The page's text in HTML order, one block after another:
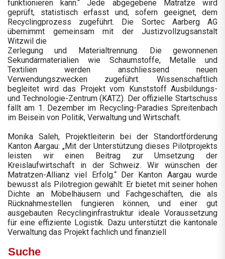
funktionieren kann.“ Jede abgegebene Matratze wird
geprüft, statistisch erfasst und, sofern geeignet, dem
Recyclingprozess zugeführt. Die Sortec Aarberg AG
übernimmt gemeinsam mit der Justizvollzugsanstalt
Witzwil die
Zerlegung und Materialtrennung. Die gewonnenen
Sekundärmaterialien wie Schaumstoffe, Metalle und
Textilien werden anschliessend neuen
Verwendungszwecken zugeführt. Wissenschaftlich
begleitet wird das Projekt vom Kunststoff Ausbildungs-
und Technologie-Zentrum (KATZ). Der offizielle Startschuss
fällt am 1. Dezember im Recycling-Paradies Spreitenbach
im Beisein von Politik, Verwaltung und Wirtschaft.
Monika Saleh, Projektleiterin bei der Standortförderung
Kanton Aargau: „Mit der Unterstützung dieses Pilotprojekts
leisten wir einen Beitrag zur Umsetzung der
Kreislaufwirtschaft in der Schweiz. Wir wünschen der
Matratzen-Allianz viel Erfolg.“ Der Kanton Aargau wurde
bewusst als Pilotregion gewählt: Er bietet mit seiner hohen
Dichte an Möbelhäusern und Fachgeschäften, die als
Rücknahmestellen fungieren können, und einer gut
ausgebauten Recyclinginfrastruktur ideale Voraussetzung
für eine effiziente Logistik. Dazu unterstützt die kantonale
Verwaltung das Projekt fachlich und finanziell
Suche